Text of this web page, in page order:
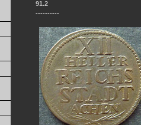
91.2
----------